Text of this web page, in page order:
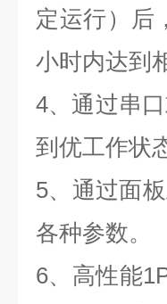
定运行）后
小时内达到
4、通过串
到优工作状
5、通过面
各种参数。
6、高性能